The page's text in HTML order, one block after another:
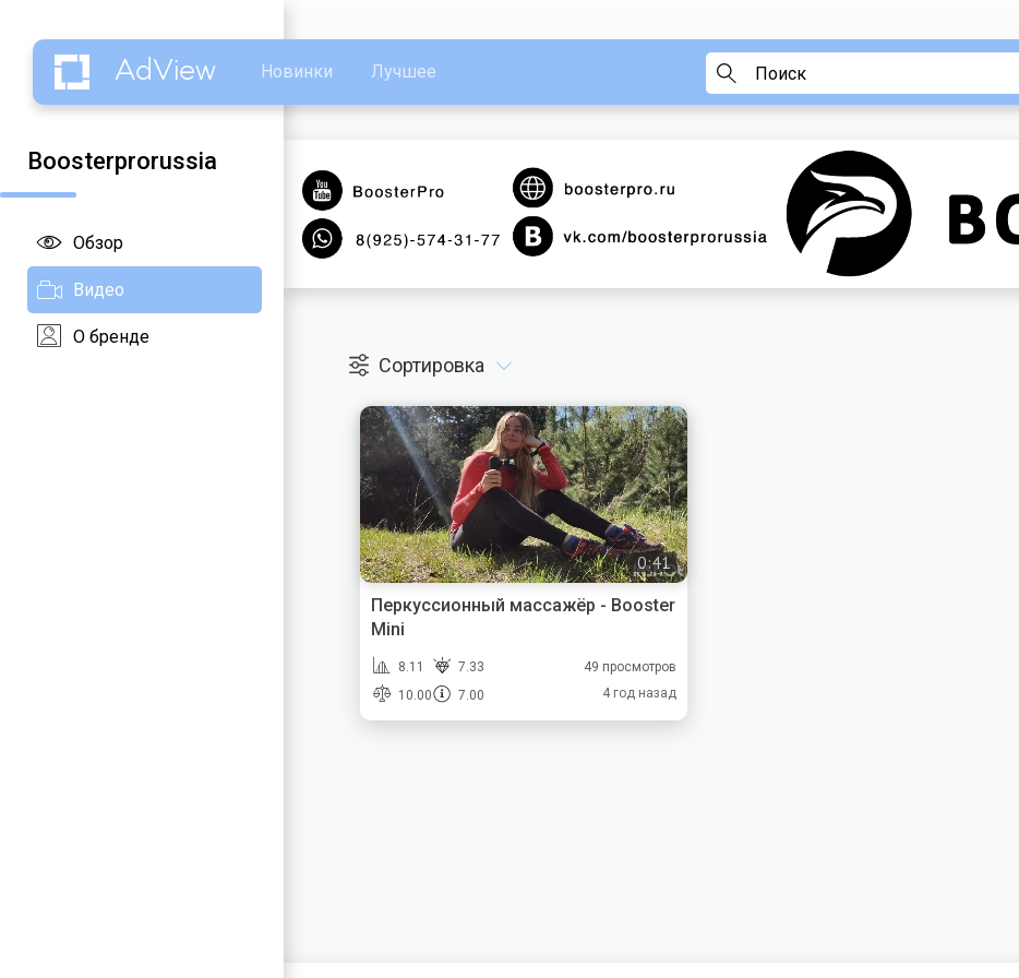
AdView Новинки Лучшее
Boosterprorussia
Обзор
Видео
О бренде
Сортировка
0:41
Перкуссионный массажёр - Booster
Mini
8.11
7.33
10.00
7.00
49 просмотров
4 год назад